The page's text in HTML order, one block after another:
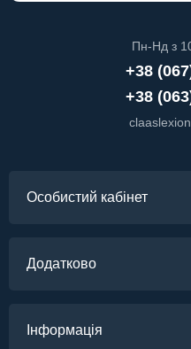
Пн-Нд з
+38
+38
Особистий кабінет
Додатково
Інформація